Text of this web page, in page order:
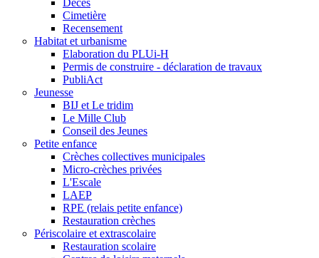
Décès
Cimetière
Recensement
Habitat et urbanisme
Elaboration du PLUi-H
Permis de construire - déclaration de travaux
PubliAct
Jeunesse
BIJ et Le tridim
Le Mille Club
Conseil des Jeunes
Petite enfance
Crèches collectives municipales
Micro-crèches privées
L'Escale
LAEP
RPE (relais petite enfance)
Restauration crèches
Périscolaire et extrascolaire
Restauration scolaire